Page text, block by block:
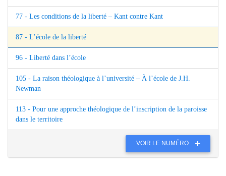
77 - Les conditions de la liberté – Kant contre Kant
87 - L’école de la liberté
96 - Liberté dans l’école
105 - La raison théologique à l’université – À l’école de J.H.
Newman
113 - Pour une approche théologique de l’inscription de la paroisse
dans le territoire
VOIR LE NUMÉRO